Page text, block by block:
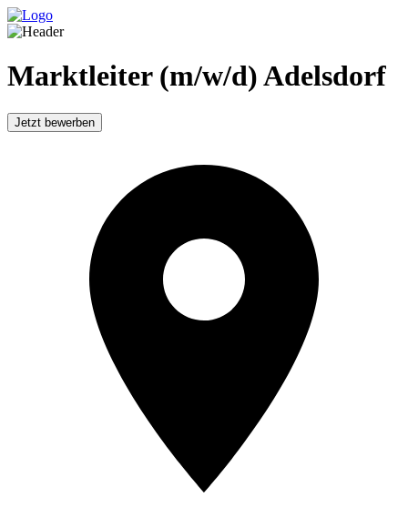
Marktleiter (m/w/d) Adelsdorf
Jetzt bewerben